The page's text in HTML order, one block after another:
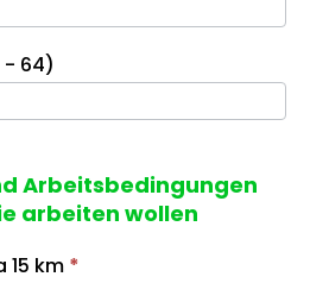
- 64)
Arbeitsbedingungen
arbeiten wollen
15 km *